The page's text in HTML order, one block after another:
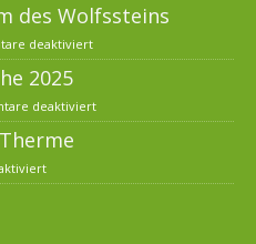
des Wolfssteins
deaktiviert
2025
deaktiviert